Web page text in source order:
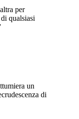
per
qualsiasi
un
di